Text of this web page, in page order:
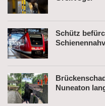
Schütz
Nuneaton